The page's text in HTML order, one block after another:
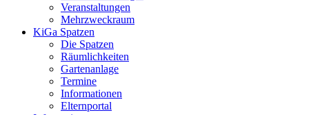
Veranstaltungen
Mehrzweckraum
KiGa Spatzen
Die Spatzen
Räumlichkeiten
Gartenanlage
Termine
Informationen
Elternportal